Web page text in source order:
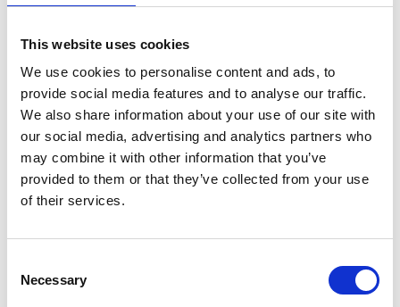
This website uses cookies
We use cookies to personalise content and ads, to
provide social media features and to analyse our traffic.
We also share information about your use of our site with
our social media, advertising and analytics partners who
may combine it with other information that you’ve
provided to them or that they’ve collected from your use
of their services.
Selection
Necessary
Ajouter au panier
Ajouter au devis
Enregistrer comme favori
Informations sur le produit Produits similaires